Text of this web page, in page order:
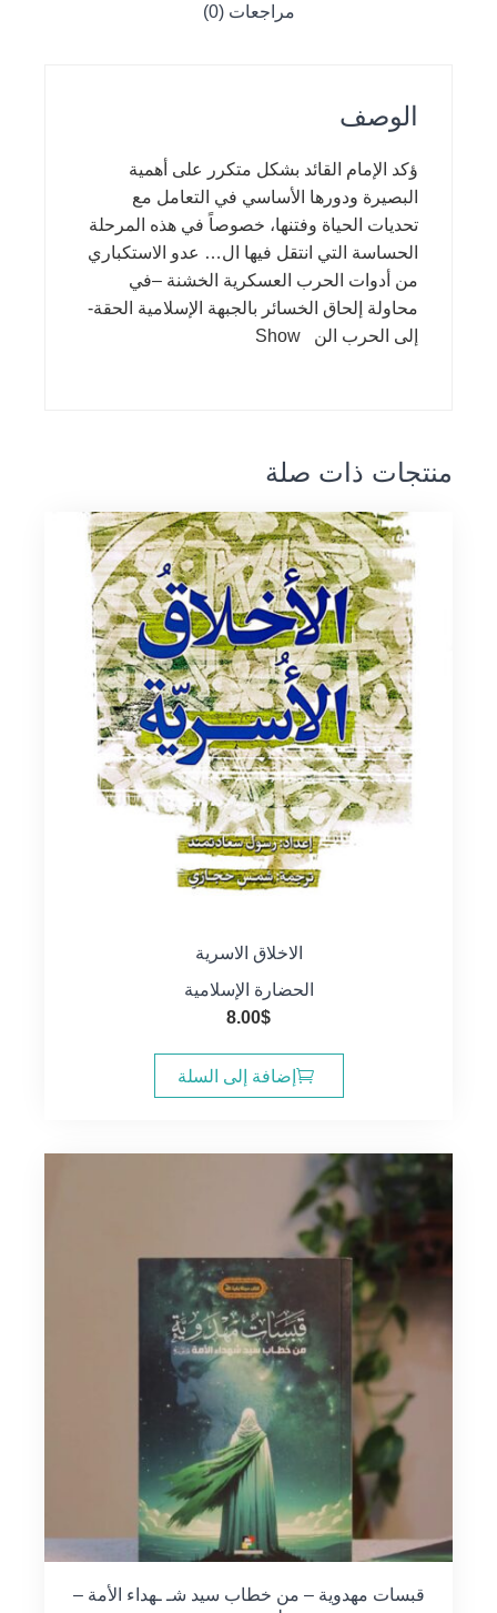
مراجعات (0)
الوصف
ؤكد الإمام القائد بشكل متكرر على أهمية
البصيرة ودورها الأساسي في التعامل مع
تحديات الحياة وفتنها، خصوصاً في هذه المرحلة
الحساسة التي انتقل فيها ال… عدو الاستكباري
من أدوات الحرب العسكرية الخشنة –في
محاولة إلحاق الخسائر بالجبهة الإسلامية الحقة-
إلى الحرب الن Show
منتجات ذات صلة
الاخلاق الاسرية
الحضارة الإسلامية
8.00$
إضافة إلى السلة
قبسات مهدوية – من خطاب سيد شـ ـهداء الأمة –